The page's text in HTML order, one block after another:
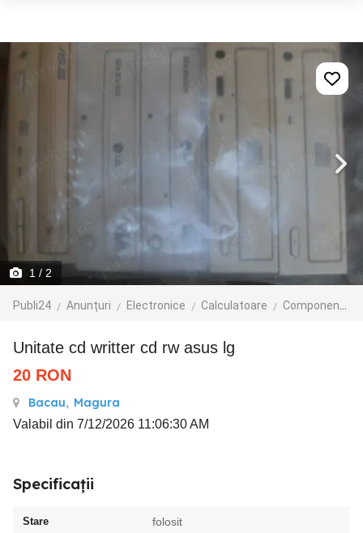
1 / 2
Publi24 Anunțuri Electronice Calculatoare Componente
unitate cd writter cd rw asus lg
20 RON
Bacau, Magura
Valabil din 7/12/2026 11:06:30 AM
Specificații
Stare folosit